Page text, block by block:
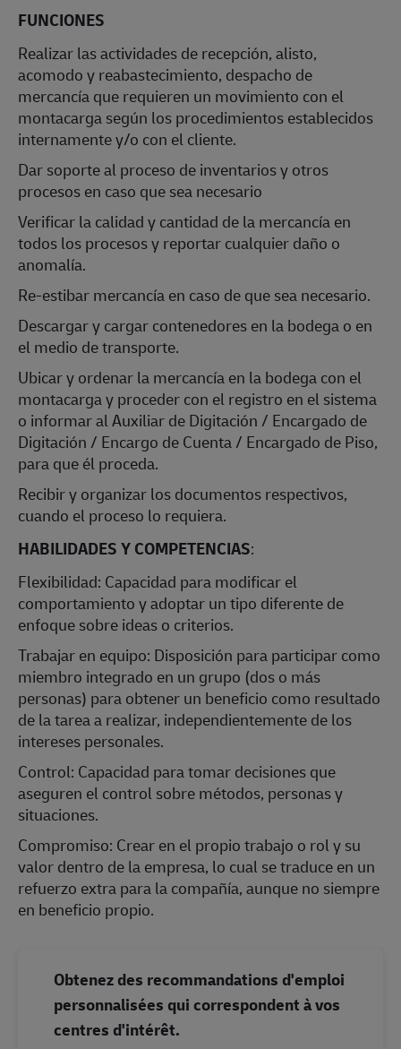
FUNCIONES
Realizar las actividades de recepción, alisto,
acomodo y reabastecimiento, despacho de
mercancía que requieren un movimiento con el
montacarga según los procedimientos establecidos
internamente y/o con el cliente.
Dar soporte al proceso de inventarios y otros
procesos en caso que sea necesario
Verificar la calidad y cantidad de la mercancía en
todos los procesos y reportar cualquier daño o
anomalía.
Re-estibar mercancía en caso de que sea necesario.
Descargar y cargar contenedores en la bodega o en
el medio de transporte.
Ubicar y ordenar la mercancía en la bodega con el
montacarga y proceder con el registro en el sistema
o informar al Auxiliar de Digitación / Encargado de
Digitación / Encargo de Cuenta / Encargado de Piso,
para que él proceda.
Recibir y organizar los documentos respectivos,
cuando el proceso lo requiera.
HABILIDADES Y COMPETENCIAS:
Flexibilidad: Capacidad para modificar el
comportamiento y adoptar un tipo diferente de
enfoque sobre ideas o criterios.
Trabajar en equipo: Disposición para participar como
miembro integrado en un grupo (dos o más
personas) para obtener un beneficio como resultado
de la tarea a realizar, independientemente de los
intereses personales.
Control: Capacidad para tomar decisiones que
aseguren el control sobre métodos, personas y
situaciones.
Compromiso: Crear en el propio trabajo o rol y su
valor dentro de la empresa, lo cual se traduce en un
refuerzo extra para la compañía, aunque no siempre
en beneficio propio.
Obtenez des recommandations d'emploi
personnalisées qui correspondent à vos
centres d'intérêt.